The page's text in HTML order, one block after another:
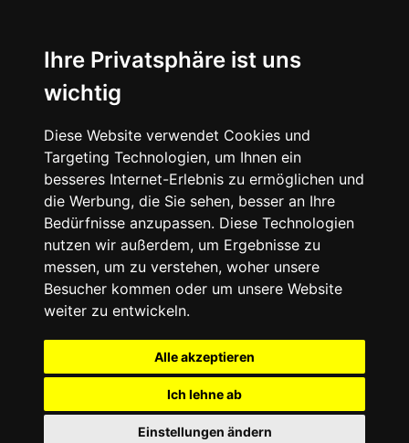
Ihre Privatsphäre ist uns
wichtig
Diese Website verwendet Cookies und
Targeting Technologien, um Ihnen ein
besseres Internet-Erlebnis zu ermöglichen und
die Werbung, die Sie sehen, besser an Ihre
Bedürfnisse anzupassen. Diese Technologien
nutzen wir außerdem, um Ergebnisse zu
messen, um zu verstehen, woher unsere
Besucher kommen oder um unsere Website
weiter zu entwickeln.
Alle akzeptieren
Ich lehne ab
Einstellungen ändern